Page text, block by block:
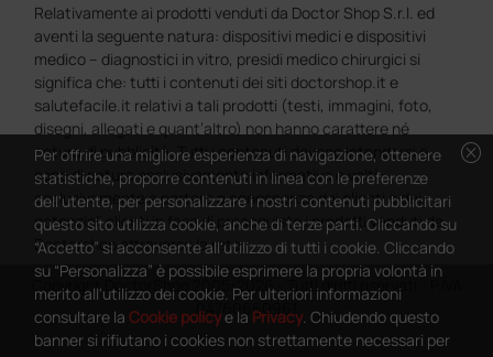
Relativamente ai prodotti venduti da Doctor Shop S.r.l. ed
aventi la seguente natura: dispositivi medici e dispositivi
medico – diagnostici in vitro, presidi medico chirurgici si
significa che: tutti i contenuti dei siti doctorshop.it e
salutefacile.it relativi a tali prodotti (testi, immagini, foto,
disegni, allegati e quant’altro) non hanno carattere né
natura di pubblicità. Tutti i contenuti devono intendersi e
sono di natura esclusivamente informativa e volti
esclusivamente a portare a conoscenza dei clienti e dei
potenziali clienti in fase di preacquisto i prodotti venduti da
Doctorshop attraverso la rete.
Copyright DoctorShop 2005-2026 - Tutti diritti riservati - P.IVA
04760660961
cancel
Per offrire una migliore esperienza di navigazione, ottenere
statistiche, proporre contenuti in linea con le preferenze
dell'utente, per personalizzare i nostri contenuti pubblicitari
questo sito utilizza cookie, anche di terze parti. Cliccando su
“Accetto” si acconsente all'utilizzo di tutti i cookie. Cliccando
su “Personalizza” è possibile esprimere la propria volontà in
merito all'utilizzo dei cookie. Per ulteriori informazioni
consultare la Cookie policye la Privacy. Chiudendo questo
banner si rifiutano i cookies non strettamente necessari per